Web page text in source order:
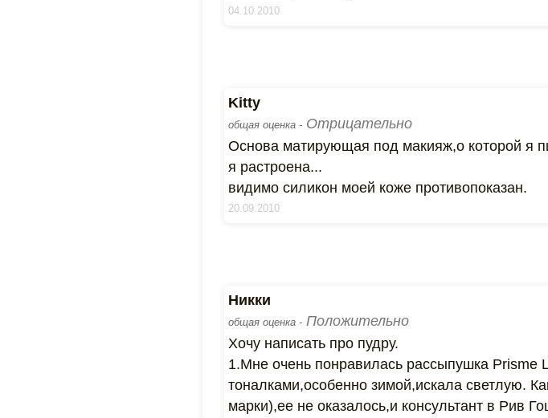
04.10.2010
Kitty
общая оценка - Отрицательно
Основа матирующая под макияж,о которой я
я растроена...
видимо силикон моей коже противопоказан.
20.09.2010
Никки
общая оценка - Положительно
Хочу написать про пудру.
1.Мне очень понравилась рассыпушка Prisme
тоналками,особенно зимой,искала светлую.
марки),ее не оказалось,и консультант в Рив